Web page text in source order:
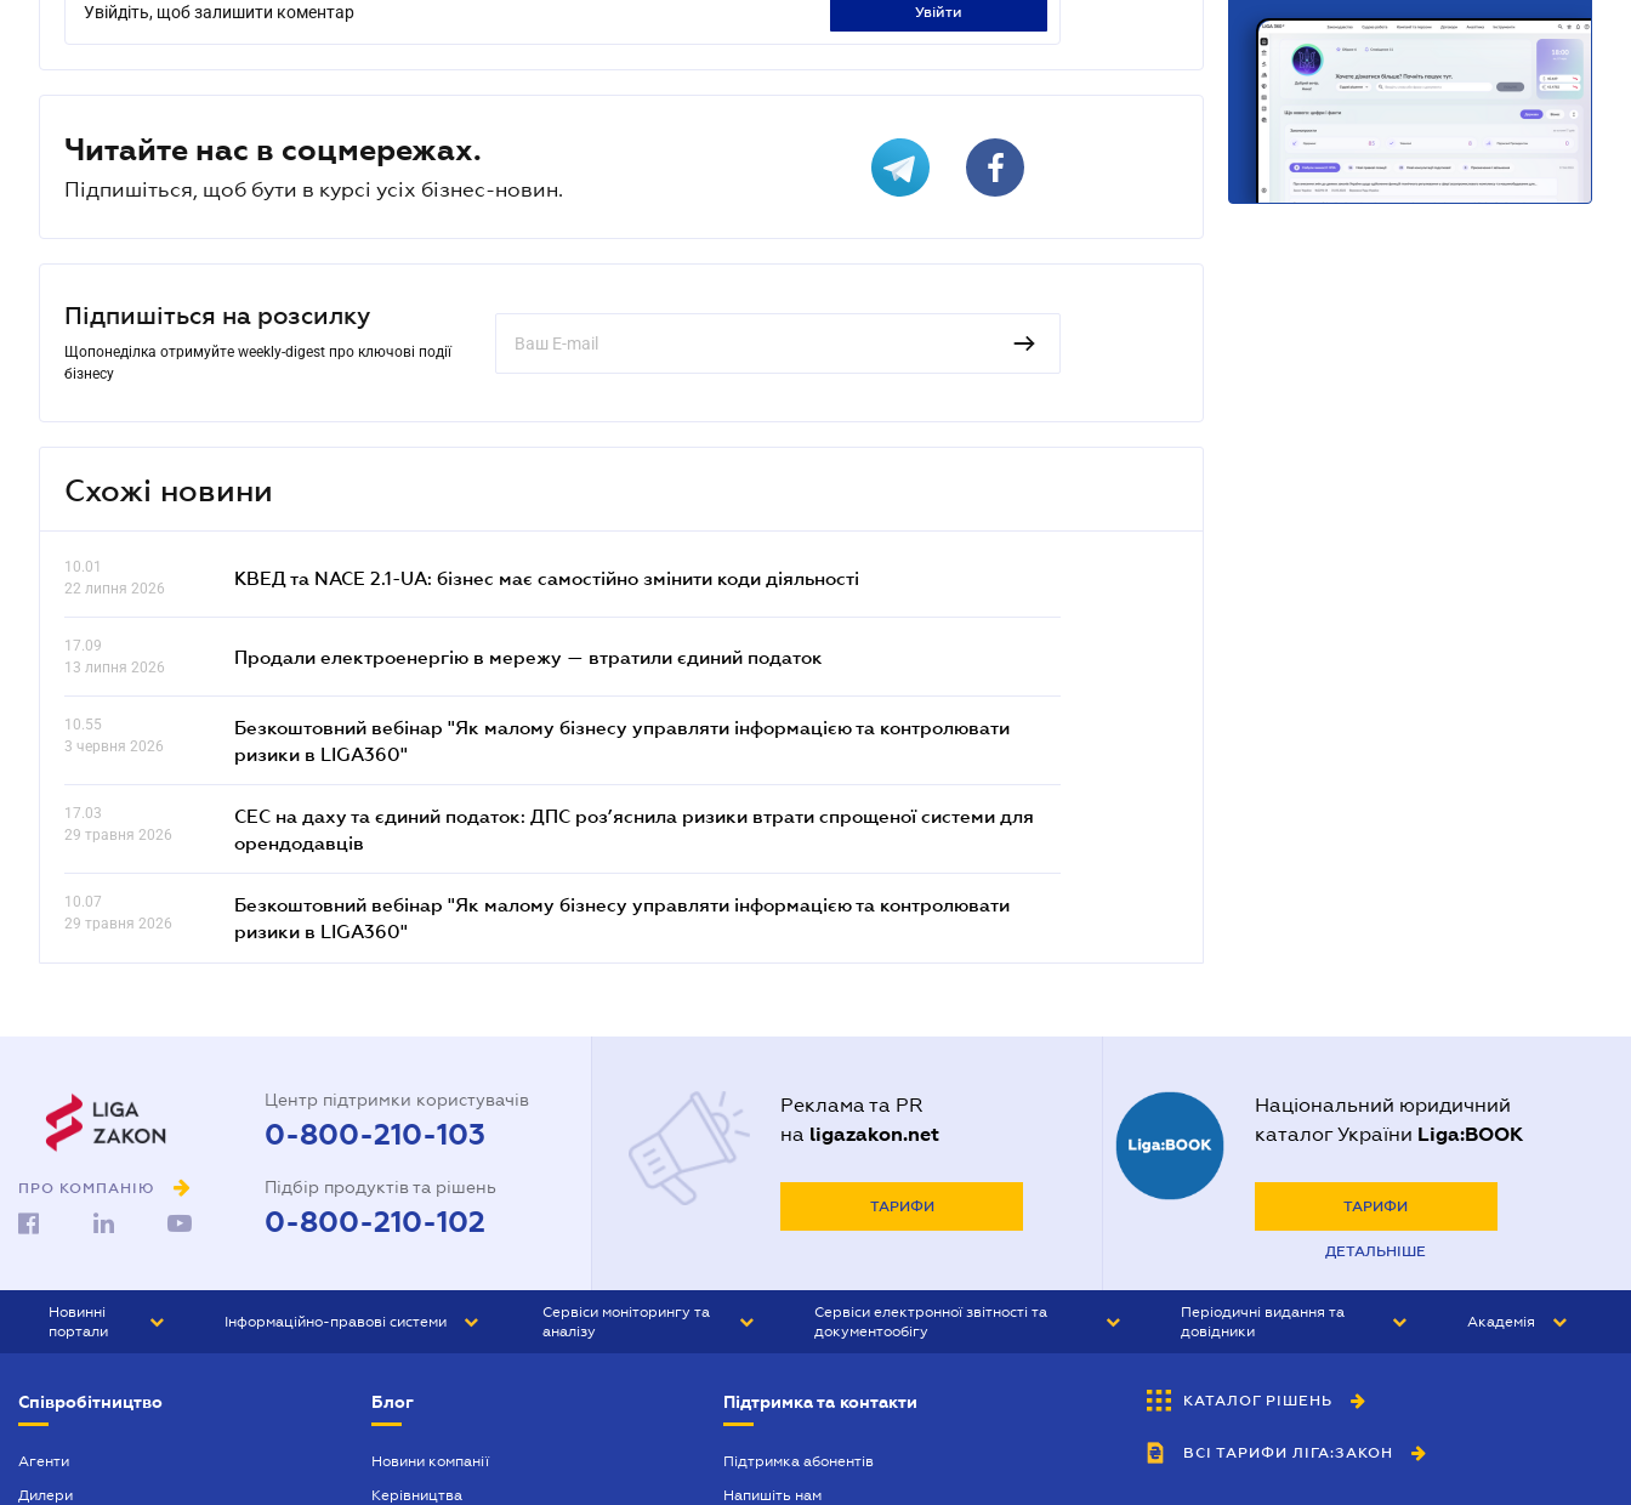
Увійдіть, щоб залишити коментар увійти
Читайте нас в соцмережах.
Підпишіться, щоб бути в курсі усіх бізнес-новин.
Підпишіться на розсилку
Щопонеділка отримуйте weekly-digest про ключові події
бізнесу
Схожі новини
10.01
22 липня 2026
КВЕД та NACE 2.1-UA: бізнес має самостійно змінити коди діяльності
17.09
13 липня 2026
Продали електроенергію в мережу — втратили єдиний податок
10.55
3 червня 2026
Безкоштовний вебінар "Як малому бізнесу управляти інформацією та контролювати
ризики в LIGA360"
17.03
29 травня 2026
СЕС на даху та єдиний податок: ДПС роз’яснила ризики втрати спрощеної системи для
орендодавців
10.07
29 травня 2026
Безкоштовний вебінар "Як малому бізнесу управляти інформацією та контролювати
ризики в LIGA360"
ПРО КОМПАНІЮ
Центр підтримки користувачів
0-800-210-103
Підбір продуктів та рішень
0-800-210-102
Реклама та PR
на ligazakon.net
ТАРИФИ
Національний юридичний
каталог України Liga:BOOK
ТАРИФИ
ДЕТАЛЬНІШЕ
Новинні
портали
БІЗНЕС
Інформаційно-правові системи
БУХГАЛТЕР ПРОФ
Сервіси моніторингу та
аналізу
Сервіси електронної звітності та
документообігу
Періодичні видання та
довідники
БУХГАЛТЕР&ЗАКОН
ВІСНИК МСФЗ
Академія
Співробітництво
Агенти
Дилери
Блог
Новини компанії
Керівництва
Підтримка та контакти
Підтримка абонентів
Напишіть нам
КАТАЛОГ РІШЕНЬ
ВСІ ТАРИФИ ЛІГА:ЗАКОН